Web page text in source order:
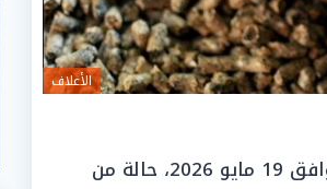
الأعلاف
شهدت الأسواق ومصانع الإنتاج اليوم الثلاثاء، الموافق 19 مايو 2026، حالة من